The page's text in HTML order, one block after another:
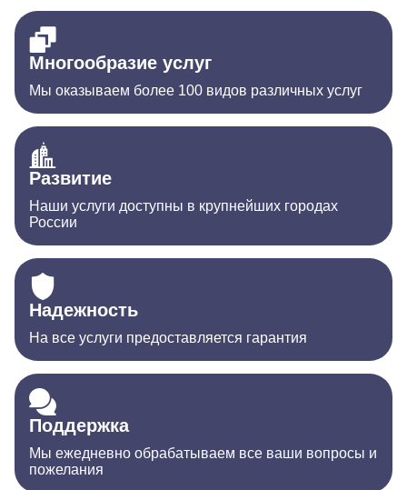
Многообразие услуг
Мы оказываем более 100 видов различных услуг
Развитие
Наши услуги доступны в крупнейших городах
России
Надежность
На все услуги предоставляется гарантия
Поддержка
Мы ежедневно обрабатываем все ваши вопросы и
пожелания